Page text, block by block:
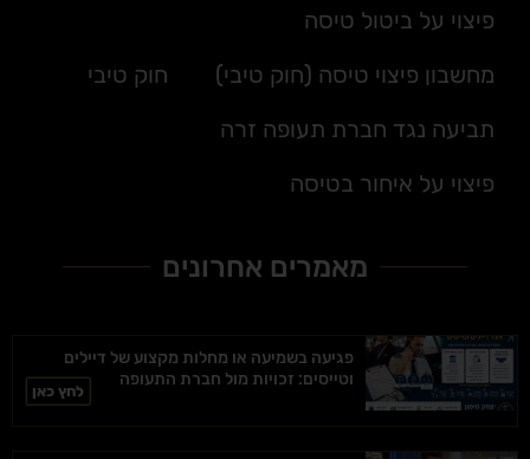
פיצוי על ביטול טיסה
מחשבון פיצוי טיסה (חוק טיבי)
חוק טיבי
תביעה נגד חברת תעופה זרה
פיצוי על איחור בטיסה
מאמרים אחרונים
פגיעה בשמיעה או מחלות מקצוע של דיילים
וטייסים: זכויות מול חברת התעופה
לחץ כאן